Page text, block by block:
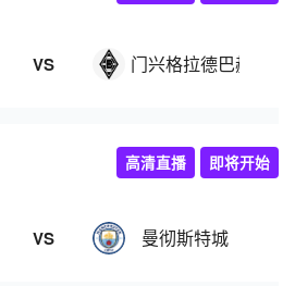
VS 门兴格拉德巴赫
VS 曼彻斯特城
高清直播 即将开始